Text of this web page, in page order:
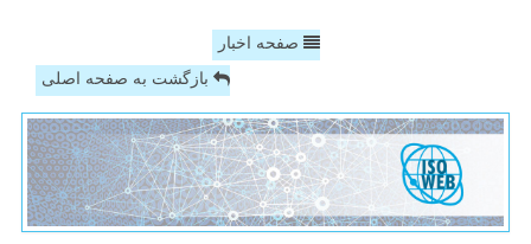
صفحه اخبار
بازگشت به صفحه اصلی